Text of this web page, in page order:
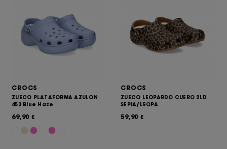
CROCS
ZUECO PLATAFORMA AZULON
453 Blue Haze
69,90 €
CROCS
ZUECO LEOPARDO CUERO 2LD
SEPIA/LEOPA
59,90 €